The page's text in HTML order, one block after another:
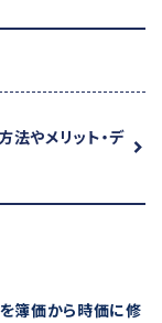
やメリット・デ
簿価から時価に修